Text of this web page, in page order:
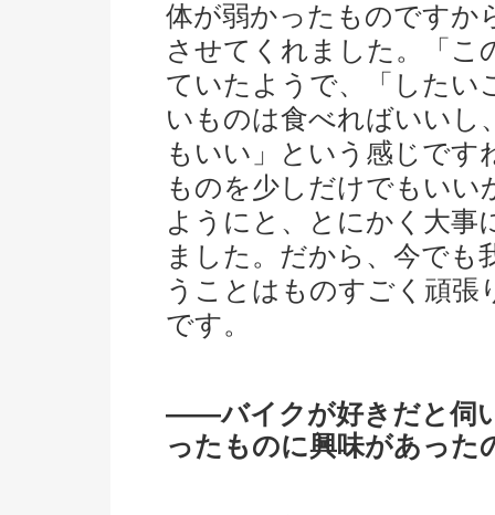
体が弱かったものですか
させてくれました。「こ
ていたようで、「したい
いものは食べればいいし
もいい」という感じです
ものを少しだけでもい
ようにと、とにかく大事
ました。だから、今でも
うことはものすごく頑張
です。
――バイクが好きだと伺
ったものに興味があった